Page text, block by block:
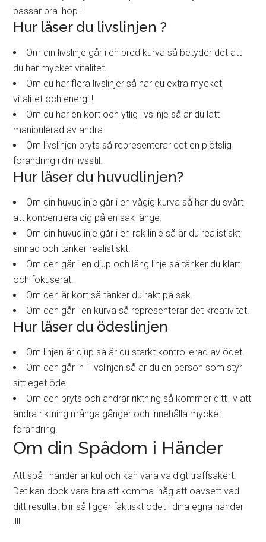
passar bra ihop !
Hur läser du livslinjen ?
Om din livslinje går i en bred kurva så betyder det att
du har mycket vitalitet.
Om du har flera livslinjer så har du extra mycket
vitalitet och energi !
Om du har en kort och ytlig livslinje så är du lätt
manipulerad av andra.
Om livslinjen bryts så representerar det en plötslig
förändring i din livsstil.
Hur läser du huvudlinjen?
Om din huvudlinje går i en vågig kurva så har du svårt
att koncentrera dig på en sak länge.
Om din huvudlinje går i en rak linje så är du realistiskt
sinnad och tänker realistiskt.
Om den går i en djup och lång linje så tänker du klart
och fokuserat.
Om den är kort så tänker du rakt på sak.
Om den går i en kurva så representerar det kreativitet.
Hur läser du ödeslinjen
Om linjen är djup så är du starkt kontrollerad av ödet.
Om den går in i livslinjen så är du en person som styr
sitt eget öde.
Om den bryts och ändrar riktning så kommer ditt liv att
ändra riktning många gånger och innehålla mycket
förändring.
Om din Spådom i Händer
Att spå i händer är kul och kan vara väldigt träffsäkert.
Det kan dock vara bra att komma ihåg att oavsett vad
ditt resultat blir så ligger faktiskt ödet i dina egna händer
!!!!